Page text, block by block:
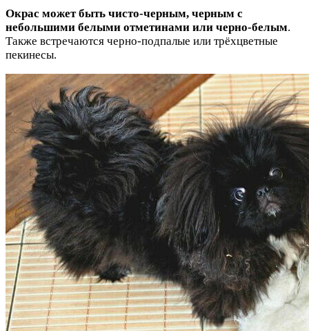
Окрас может быть чисто-черным, черным с
небольшими белыми отметинами или черно-белым.
Также встречаются черно-подпалые или трёхцветные
пекинесы.